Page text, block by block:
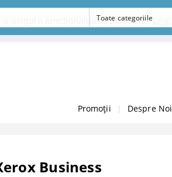
a asigura functionalitati aditionale.
Promoții Despre Noi
Business